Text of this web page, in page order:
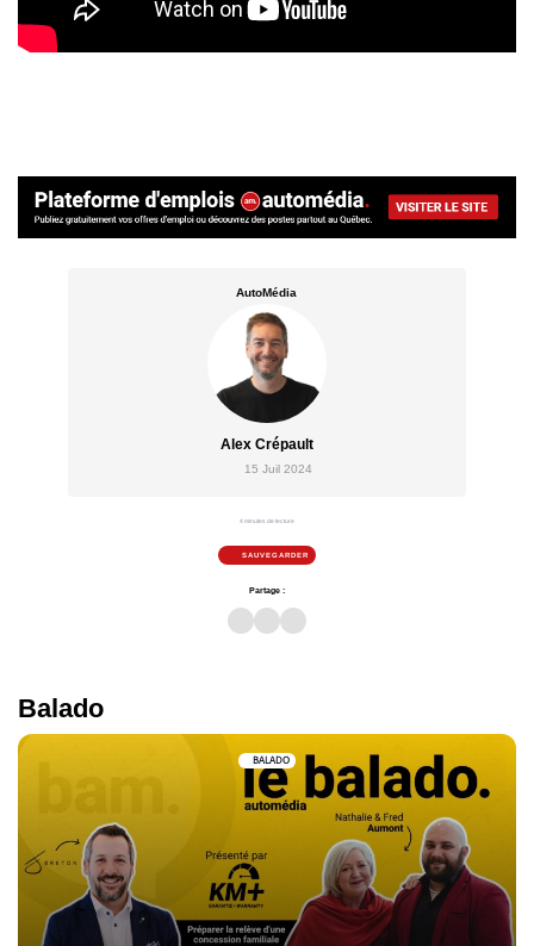
AutoMédia
Alex Crépault
15 Juil 2024
4 minutes de lecture
SAUVEGARDER
Partage :
Balado
BALADO